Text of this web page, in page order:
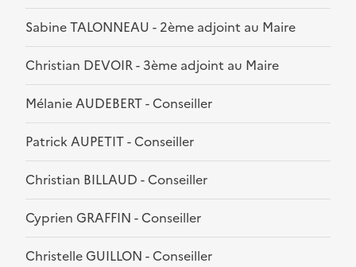
Sabine TALONNEAU - 2ème adjoint au Maire
Christian DEVOIR - 3ème adjoint au Maire
Mélanie AUDEBERT - Conseiller
Patrick AUPETIT - Conseiller
Christian BILLAUD - Conseiller
Cyprien GRAFFIN - Conseiller
Christelle GUILLON - Conseiller